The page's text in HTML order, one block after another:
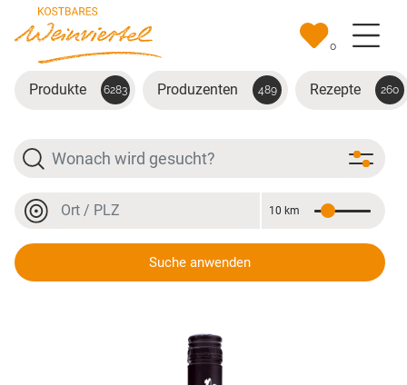
Zum Hauptinhalt springen
0
Produkte 6283 Produzenten 489 Rezepte 260
Suche
Ort oder PLZ
Entfernung
10 km
Suche anwenden
Zweigelt Klassik